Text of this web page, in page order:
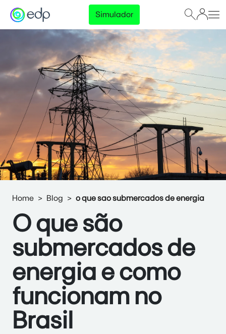
Simulador
Home Blog o que sao submercados de energia
O que são
submercados de
energia e como
funcionam no
Brasil